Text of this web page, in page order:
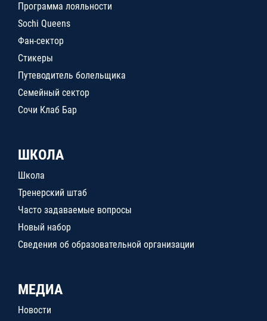
Программа лояльности
Sochi Queens
Фан-сектор
Стикеры
Путеводитель болельщика
Семейный сектор
Сочи Клаб Бар
ШКОЛА
Школа
Тренерский штаб
Часто задаваемые вопросы
Новый набор
Сведения об образовательной организации
МЕДИА
Новости